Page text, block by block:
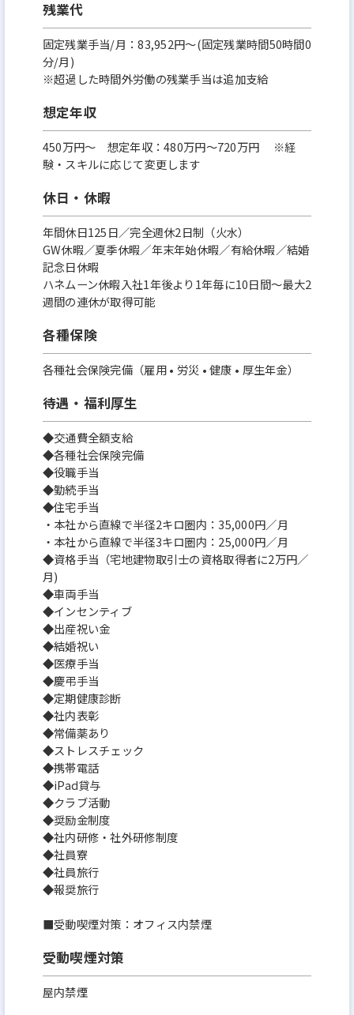
残業代
固定残業手当/月：83,952円～(固定残業時間50時間0
分/月)
※超過した時間外労働の残業手当は追加支給
想定年収
450万円〜 想定年収：480万円～720万円 ※経
験・スキルに応じて変更します
休日・休暇
年間休日125日／完全週休2日制（火水）
GW休暇／夏季休暇／年末年始休暇／有給休暇／結婚
記念日休暇
ハネムーン休暇入社1年後より1年毎に10日間～最大2
週間の連休が取得可能
各種保険
各種社会保険完備（雇用 • 労災 • 健康 • 厚生年金）
待遇・福利厚生
◆交通費全額支給
◆各種社会保険完備
◆役職手当
◆勤続手当
◆住宅手当
・本社から直線で半径2キロ圏内：35,000円／月
・本社から直線で半径3キロ圏内：25,000円／月
◆資格手当（宅地建物取引士の資格取得者に2万円／
月)
◆車両手当
◆インセンティブ
◆出産祝い金
◆結婚祝い
◆医療手当
◆慶弔手当
◆定期健康診断
◆社内表彰
◆常備薬あり
◆ストレスチェック
◆携帯電話
◆iPad貸与
◆クラブ活動
◆奨励金制度
◆社内研修・社外研修制度
◆社員寮
◆社員旅行
◆報奨旅行
■受動喫煙対策：オフィス内禁煙
受動喫煙対策
屋内禁煙